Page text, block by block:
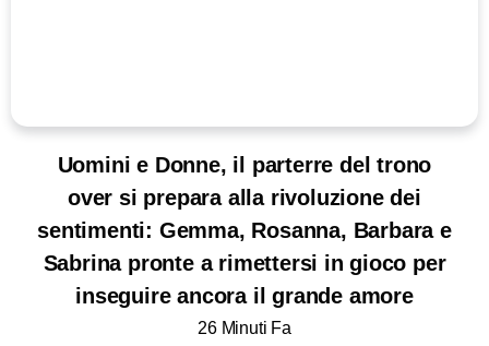
Uomini e Donne, il parterre del trono
over si prepara alla rivoluzione dei
sentimenti: Gemma, Rosanna, Barbara e
Sabrina pronte a rimettersi in gioco per
inseguire ancora il grande amore
26 Minuti Fa